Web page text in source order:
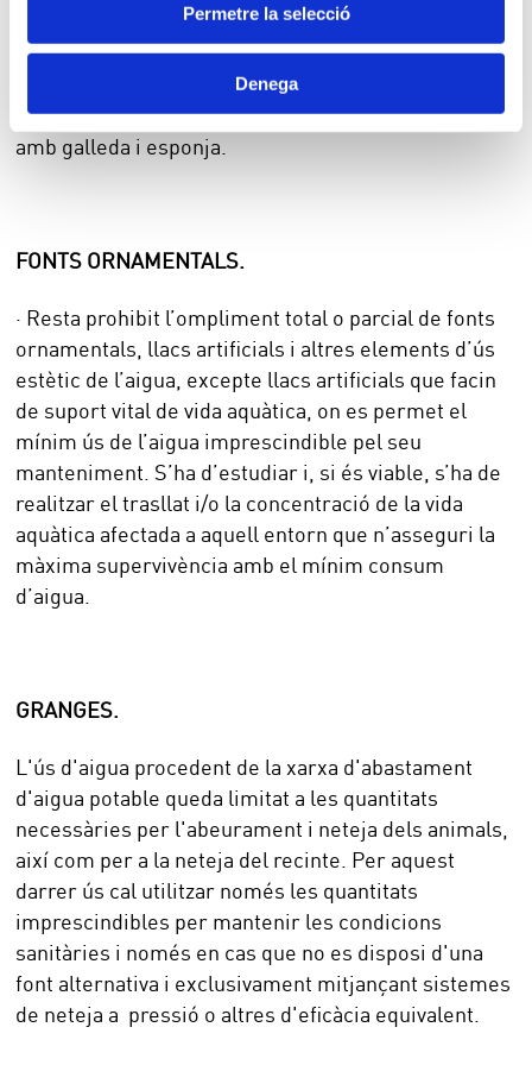
Permetre la selecció
Denega
aquestes circumstàncies, la neteja es farà amb el
mínim d’aigua indispensable.
· Sí que es permet la neteja d’aparadors i finestres
amb galleda i esponja.
FONTS ORNAMENTALS.
· Resta prohibit l’ompliment total o parcial de fonts
ornamentals, llacs artificials i altres elements d’ús
estètic de l’aigua, excepte llacs artificials que facin
de suport vital de vida aquàtica, on es permet el
mínim ús de l’aigua imprescindible pel seu
manteniment. S’ha d’estudiar i, si és viable, s’ha de
realitzar el trasllat i/o la concentració de la vida
aquàtica afectada a aquell entorn que n’asseguri la
màxima supervivència amb el mínim consum
d’aigua.
GRANGES.
L'ús d'aigua procedent de la xarxa d'abastament
d'aigua potable queda limitat a les quantitats
necessàries per l'abeurament i neteja dels animals,
així com per a la neteja del recinte. Per aquest
darrer ús cal utilitzar només les quantitats
imprescindibles per mantenir les condicions
sanitàries i només en cas que no es disposi d'una
font alternativa i exclusivament mitjançant sistemes
de neteja a pressió o altres d'eficàcia equivalent.